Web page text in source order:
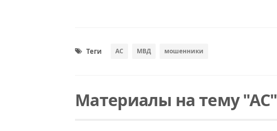
Теги АС МВД мошенники
Материалы на тему "АС"